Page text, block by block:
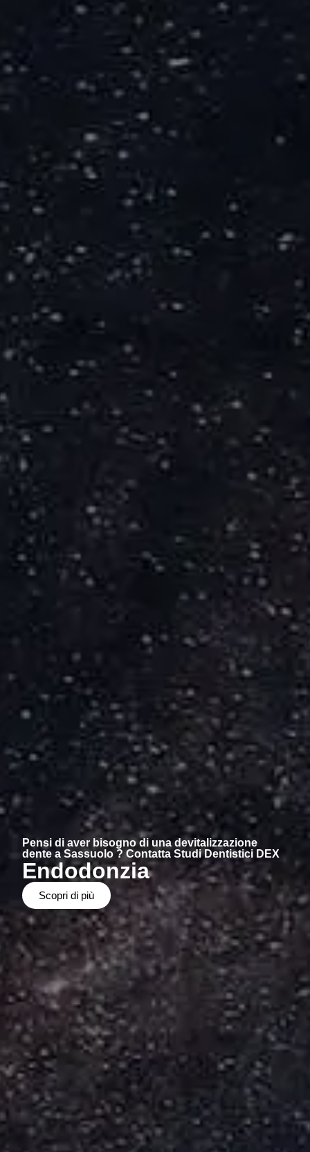
Pensi di aver bisogno di una devitalizzazione
dente a Sassuolo ? Contatta Studi Dentistici DEX
Endodonzia
Scopri di più